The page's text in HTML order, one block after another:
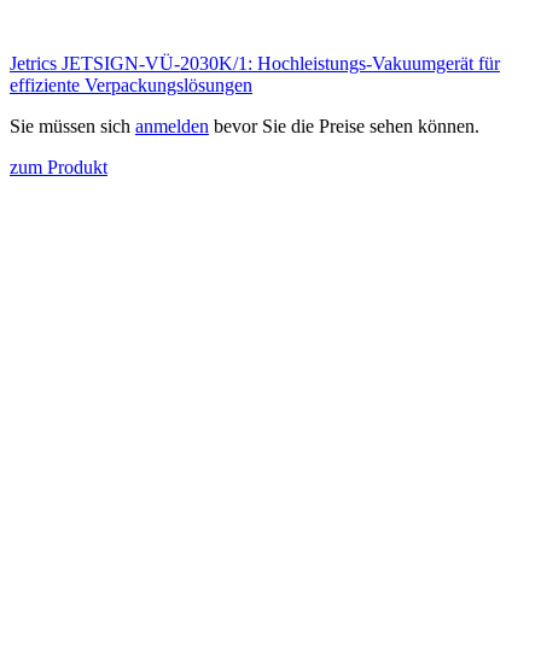
Jetrics JETSIGN-VÜ-2030K/1: Hochleistungs-Vakuumgerät für
effiziente Verpackungslösungen
Sie müssen sich anmelden bevor Sie die Preise sehen können.
zum Produkt